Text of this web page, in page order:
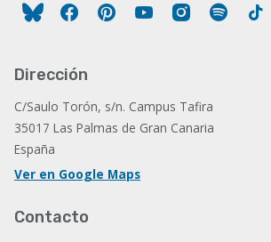
FacebookPinterestYouTubeInstagram
Spotify
Dirección
C/Saulo Torón, s/n. Campus Tafira
35017 Las Palmas de Gran Canaria
España
Ver en Google Maps
Contacto